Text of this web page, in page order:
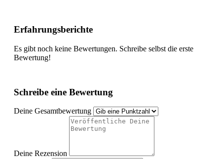
Erfahrungsberichte
Es gibt noch keine Bewertungen. Schreibe selbst die erste
Bewertung!
Schreibe eine Bewertung
Deine Gesamtbewertung
Deine Rezension